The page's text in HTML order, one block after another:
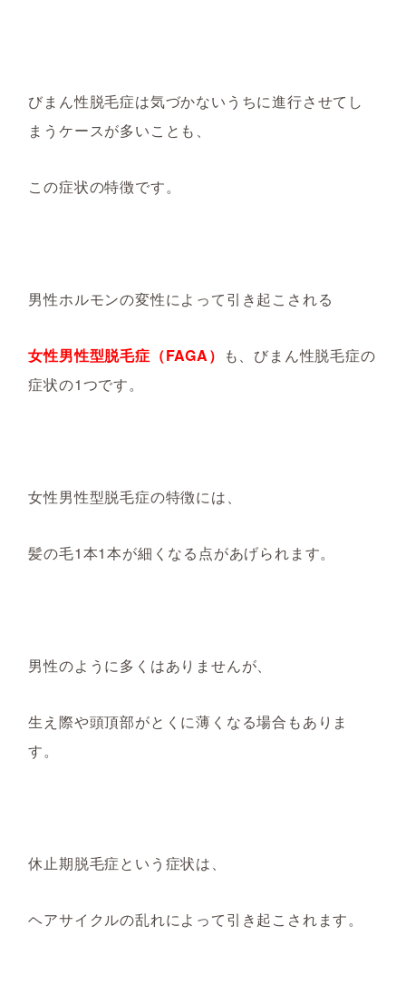
びまん性脱毛症は気づかないうちに進行させてし
まうケースが多いことも、
この症状の特徴です。
男性ホルモンの変性によって引き起こされる
女性男性型脱毛症（FAGA） も、びまん性脱毛症の
症状の1つです。
女性男性型脱毛症の特徴には、
髪の毛1本1本が細くなる点があげられます。
男性のように多くはありませんが、
生え際や頭頂部がとくに薄くなる場合もありま
す。
休止期脱毛症という症状は、
ヘアサイクルの乱れによって引き起こされます。